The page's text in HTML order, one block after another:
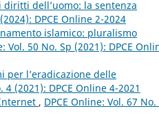
dell’uomo: la sentenza
DPCE Online 2-2024
islamico: pluralismo
Vol. 50 No. Sp (2021): DPCE
l’eradicazione delle
4 (2021): DPCE Online 4-2021
, DPCE Online: Vol. 67 No.